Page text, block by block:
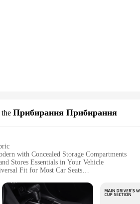
Прибирання Прибирання
with Concealed Storage Compartments
Stores Essentials in Your Vehicle
Fit for Most Car Seats
to Clean and Maintain